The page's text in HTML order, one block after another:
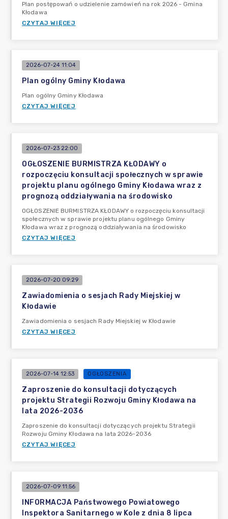
Plan postępowań o udzielenie zamówień na rok 2026 - Gmina
Kłodawa
CZYTAJ WIĘCEJ
2026-07-24 11:04
Plan ogólny Gminy Kłodawa
Plan ogólny Gminy Kłodawa
CZYTAJ WIĘCEJ
2026-07-23 22:00
OGŁOSZENIE BURMISTRZA KŁODAWY o
rozpoczęciu konsultacji społecznych w sprawie
projektu planu ogólnego Gminy Kłodawa wraz z
prognozą oddziaływania na środowisko
OGŁOSZENIE BURMISTRZA KŁODAWY o rozpoczęciu konsultacji
społecznych w sprawie projektu planu ogólnego Gminy
Kłodawa wraz z prognozą oddziaływania na środowisko
CZYTAJ WIĘCEJ
2026-07-20 09:29
Zawiadomienia o sesjach Rady Miejskiej w
Kłodawie
Zawiadomienia o sesjach Rady Miejskiej w Kłodawie
CZYTAJ WIĘCEJ
2026-07-14 12:53 OGŁOSZENIA
Zaproszenie do konsultacji dotyczących
projektu Strategii Rozwoju Gminy Kłodawa na
lata 2026-2036
Zaproszenie do konsultacji dotyczących projektu Strategii
Rozwoju Gminy Kłodawa na lata 2026-2036
CZYTAJ WIĘCEJ
2026-07-09 11:56
INFORMACJA Państwowego Powiatowego
Inspektora Sanitarnego w Kole z dnia 8 lipca